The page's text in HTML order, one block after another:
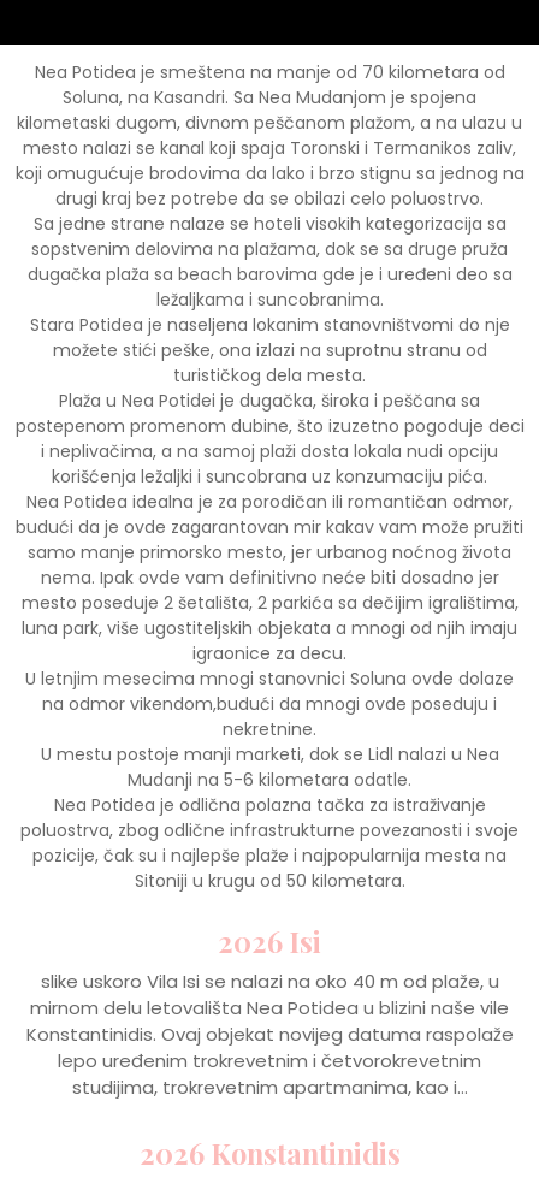
Nea Potidea je smeštena na manje od 70 kilometara od
Soluna, na Kasandri. Sa Nea Mudanjom je spojena
kilometaski dugom, divnom peščanom plažom, a na ulazu u
mesto nalazi se kanal koji spaja Toronski i Termanikos zaliv,
koji omugućuje brodovima da lako i brzo stignu sa jednog na
drugi kraj bez potrebe da se obilazi celo poluostrvo.
Sa jedne strane nalaze se hoteli visokih kategorizacija sa
sopstvenim delovima na plažama, dok se sa druge pruža
dugačka plaža sa beach barovima gde je i uređeni deo sa
ležaljkama i suncobranima.
Stara Potidea je naseljena lokanim stanovništvomi do nje
možete stići peške, ona izlazi na suprotnu stranu od
turističkog dela mesta.
Plaža u Nea Potidei je dugačka, široka i peščana sa
postepenom promenom dubine, što izuzetno pogoduje deci
i neplivačima, a na samoj plaži dosta lokala nudi opciju
korišćenja ležaljki i suncobrana uz konzumaciju pića.
Nea Potidea idealna je za porodičan ili romantičan odmor,
budući da je ovde zagarantovan mir kakav vam može pružiti
samo manje primorsko mesto, jer urbanog noćnog života
nema. Ipak ovde vam definitivno neće biti dosadno jer
mesto poseduje 2 šetališta, 2 parkića sa dečijim igralištima,
luna park, više ugostiteljskih objekata a mnogi od njih imaju
igraonice za decu.
U letnjim mesecima mnogi stanovnici Soluna ovde dolaze
na odmor vikendom,budući da mnogi ovde poseduju i
nekretnine.
U mestu postoje manji marketi, dok se Lidl nalazi u Nea
Mudanji na 5-6 kilometara odatle.
Nea Potidea je odlična polazna tačka za istraživanje
poluostrva, zbog odlične infrastrukturne povezanosti i svoje
pozicije, čak su i najlepše plaže i najpopularnija mesta na
Sitoniji u krugu od 50 kilometara.
2026 Isi
slike uskoro Vila Isi se nalazi na oko 40 m od plaže, u
mirnom delu letovališta Nea Potidea u blizini naše vile
Konstantinidis. Ovaj objekat novijeg datuma raspolaže
lepo uređenim trokrevetnim i četvorokrevetnim
studijima, trokrevetnim apartmanima, kao i...
2026 Konstantinidis